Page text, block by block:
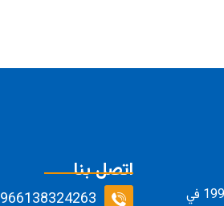
نمتلك الخبرة في تنفيذ مشاريع التكييف منذ عام 1996 في
اتصل بنا
966138324263+